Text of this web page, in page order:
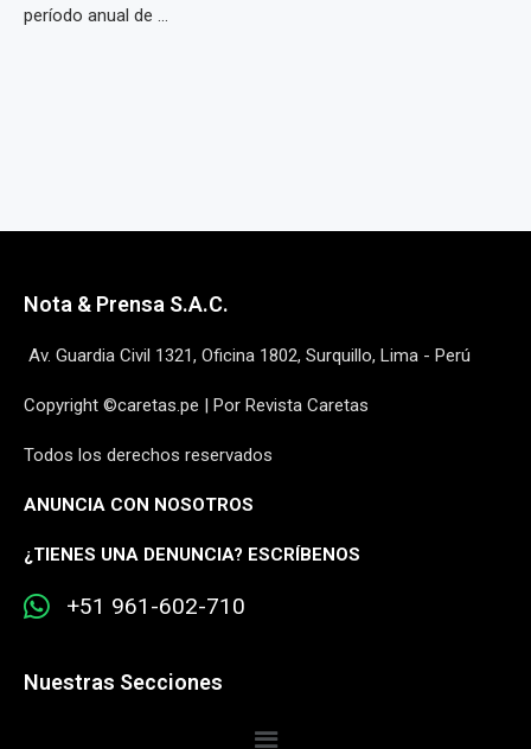
período anual de ...
Nota & Prensa S.A.C.
Av. Guardia Civil 1321, Oficina 1802, Surquillo, Lima - Perú
Copyright ©caretas.pe | Por Revista Caretas
Todos los derechos reservados
ANUNCIA CON NOSOTROS
¿TIENES UNA DENUNCIA? ESCRÍBENOS
+51 961-602-710
Nuestras Secciones